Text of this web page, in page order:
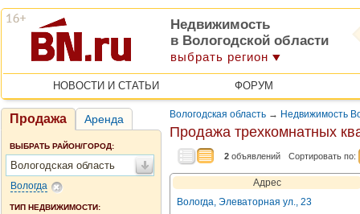
Недвижимость
в Вологодской области
выбрать регион
НОВОСТИ И СТАТЬИ ФОРУМ
Продажа Аренда
ВЫБРАТЬ РАЙОН/ГОРОД:
Вологодская область
Вологда
ТИП НЕДВИЖИМОСТИ:
Вологодская область → Недвижимость
Продажа трехкомнатных
2 объявлений Сортировать по:
Адрес
Вологда, Элеваторная ул., 23